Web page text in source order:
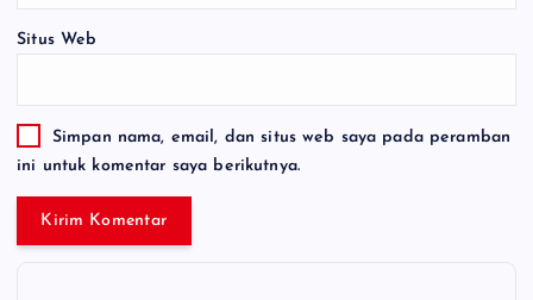
Situs Web
Simpan nama, email, dan situs web saya pada peramban
ini untuk komentar saya berikutnya.